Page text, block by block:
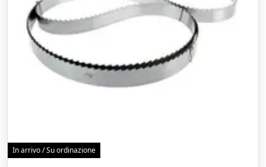
In arrivo / Su ordinazione